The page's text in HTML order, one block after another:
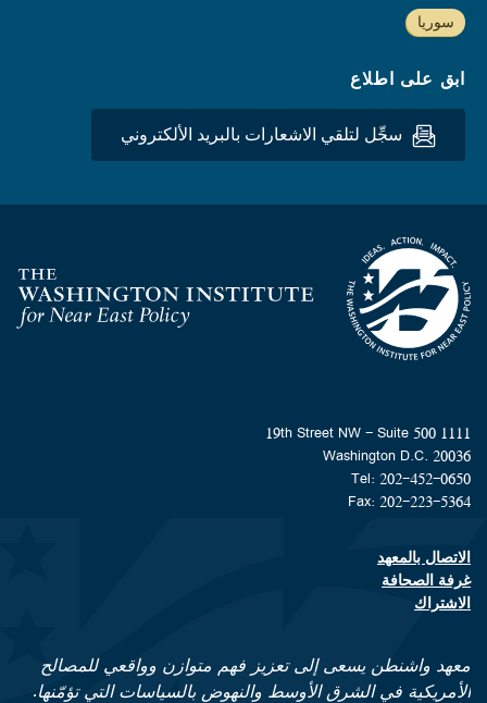
سوريا
ابق على اطلاع
سجِّل لتلقي الاشعارات بالبريد الألكتروني
Homepage
1111 19th Street NW - Suite 500
Washington D.C. 20036
Tel: 202-452-0650
Fax: 202-223-5364
Footer contact links
الاتصال بالمعهد
غرفة الصحافة
الاشتراك
معهد واشنطن يسعى إلى تعزيز فهم متوازن وواقعي للمصالح
الأمريكية في الشرق الأوسط والنهوض بالسياسات التي تؤمّنها.